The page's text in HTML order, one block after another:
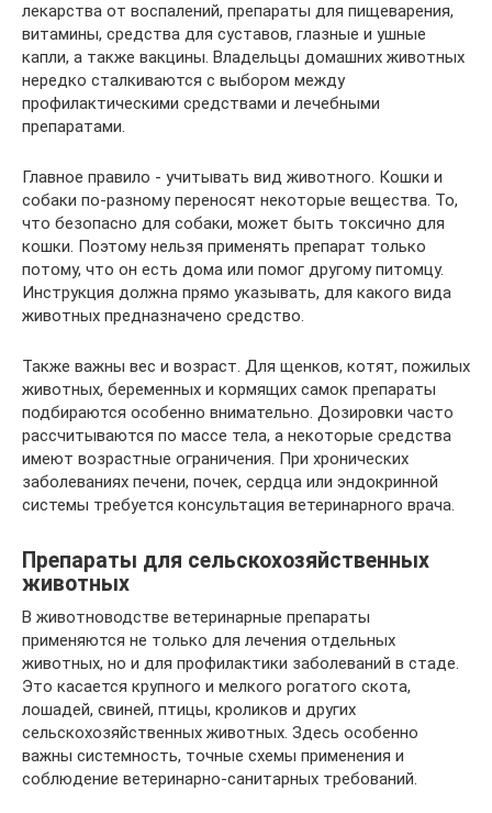
лекарства от воспалений, препараты для пищеварения,
витамины, средства для суставов, глазные и ушные
капли, а также вакцины. Владельцы домашних животных
нередко сталкиваются с выбором между
профилактическими средствами и лечебными
препаратами.
Главное правило - учитывать вид животного. Кошки и
собаки по-разному переносят некоторые вещества. То,
что безопасно для собаки, может быть токсично для
кошки. Поэтому нельзя применять препарат только
потому, что он есть дома или помог другому питомцу.
Инструкция должна прямо указывать, для какого вида
животных предназначено средство.
Также важны вес и возраст. Для щенков, котят, пожилых
животных, беременных и кормящих самок препараты
подбираются особенно внимательно. Дозировки часто
рассчитываются по массе тела, а некоторые средства
имеют возрастные ограничения. При хронических
заболеваниях печени, почек, сердца или эндокринной
системы требуется консультация ветеринарного врача.
Препараты для сельскохозяйственных
животных
В животноводстве ветеринарные препараты
применяются не только для лечения отдельных
животных, но и для профилактики заболеваний в стаде.
Это касается крупного и мелкого рогатого скота,
лошадей, свиней, птицы, кроликов и других
сельскохозяйственных животных. Здесь особенно
важны системность, точные схемы применения и
соблюдение ветеринарно-санитарных требований.